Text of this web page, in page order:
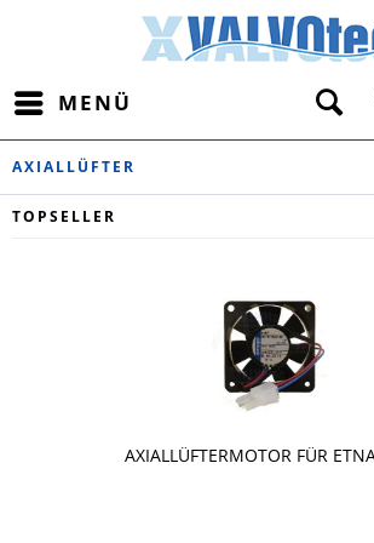
MENÜ
AXIALLÜFTER
TOPSELLER
AXIALLÜFTERMOTOR FÜR